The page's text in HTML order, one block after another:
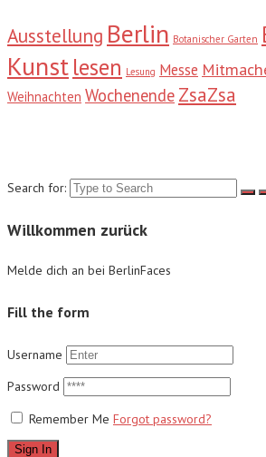
Ausstellung Berlin Botanischer Garten
Kunstlesen Lesung Messe
Weihnachten Wochenende ZsaZsa
Search for:
Willkommen zurück
Melde dich an bei BerlinFaces
Fill the form
Username
Password
Remember Me Forgot password?
Sign In